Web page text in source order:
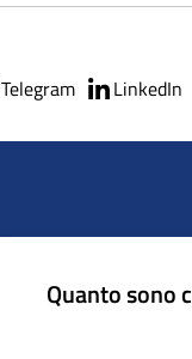
Telegram LinkedIn
Quanto sono